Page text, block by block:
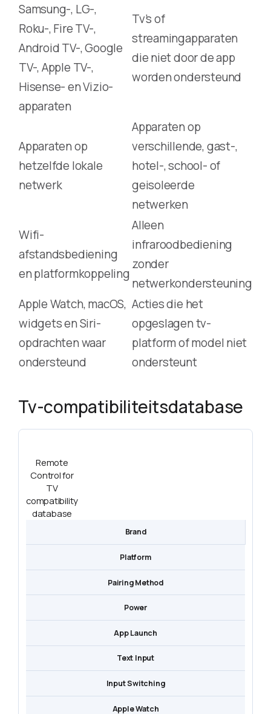
Samsung-, LG-,
Roku-, Fire TV-,
Android TV-, Google
TV-, Apple TV-,
Hisense- en Vizio-
apparaten
Tv’s of
streamingapparaten
die niet door de app
worden ondersteund
Apparaten op
hetzelfde lokale
netwerk
Apparaten op
verschillende, gast-,
hotel-, school- of
geisoleerde
netwerken
Wifi-
afstandsbediening
en platformkoppeling
Alleen
infraroodbediening
zonder
netwerkondersteuning
Apple Watch, macOS,
widgets en Siri-
opdrachten waar
ondersteund
Acties die het
opgeslagen tv-
platform of model niet
ondersteunt
Tv-compatibiliteitsdatabase
Remote
Control for
TV
compatibility
database
Brand
Platform
Pairing Method
Power
App Launch
Text Input
Input Switching
Apple Watch